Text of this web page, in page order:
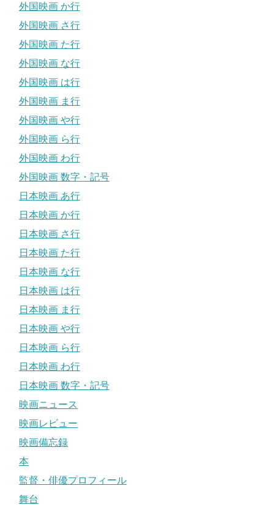
外国映画 か行
外国映画 さ行
外国映画 た行
外国映画 な行
外国映画 は行
外国映画 ま行
外国映画 や行
外国映画 ら行
外国映画 わ行
外国映画 数字・記号
日本映画 あ行
日本映画 か行
日本映画 さ行
日本映画 た行
日本映画 な行
日本映画 は行
日本映画 ま行
日本映画 や行
日本映画 ら行
日本映画 わ行
日本映画 数字・記号
映画ニュース
映画レビュー
映画備忘録
本
監督・俳優プロフィール
舞台